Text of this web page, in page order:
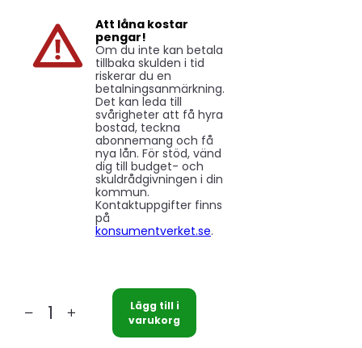
Att låna kostar
pengar!
Om du inte kan betala
tillbaka skulden i tid
riskerar du en
betalningsanmärkning.
Det kan leda till
svårigheter att få hyra
bostad, teckna
abonnemang och få
nya lån. För stöd, vänd
dig till budget- och
skuldrådgivningen i din
kommun.
Kontaktuppgifter finns
på
konsumentverket.se.
Värmekabel
Lägg till i
varukorg